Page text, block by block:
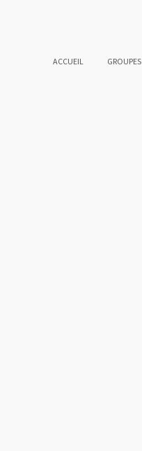
ACCUEIL GROUPES